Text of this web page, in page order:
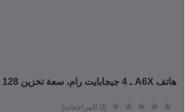
هاتف A6X ـ 4 جيجابايت رام، سعة تخزين 128
(0 المراجعات)